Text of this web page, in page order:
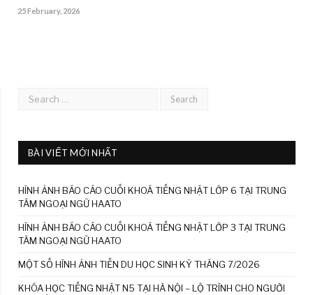
25 February, 2026
BÀI VIẾT MỚI NHẤT
HÌNH ẢNH BÁO CÁO CUỐI KHOÁ TIẾNG NHẬT LỚP 6 TẠI TRUNG
TÂM NGOẠI NGỮ HAATO
HÌNH ẢNH BÁO CÁO CUỐI KHOÁ TIẾNG NHẬT LỚP 3 TẠI TRUNG
TÂM NGOẠI NGỮ HAATO
MỘT SỐ HÌNH ẢNH TIỄN DU HỌC SINH KỲ THÁNG 7/2026
KHÓA HỌC TIẾNG NHẬT N5 TẠI HÀ NỘI – LỘ TRÌNH CHO NGƯỜI